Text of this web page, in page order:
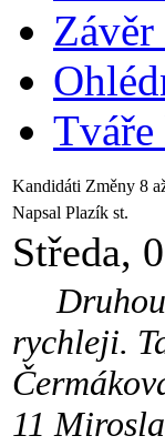
Závěr
Tváře
Kandidáti Změny 8
Napsal Plazík st.
Středa,
Druhou
rychleji.
11